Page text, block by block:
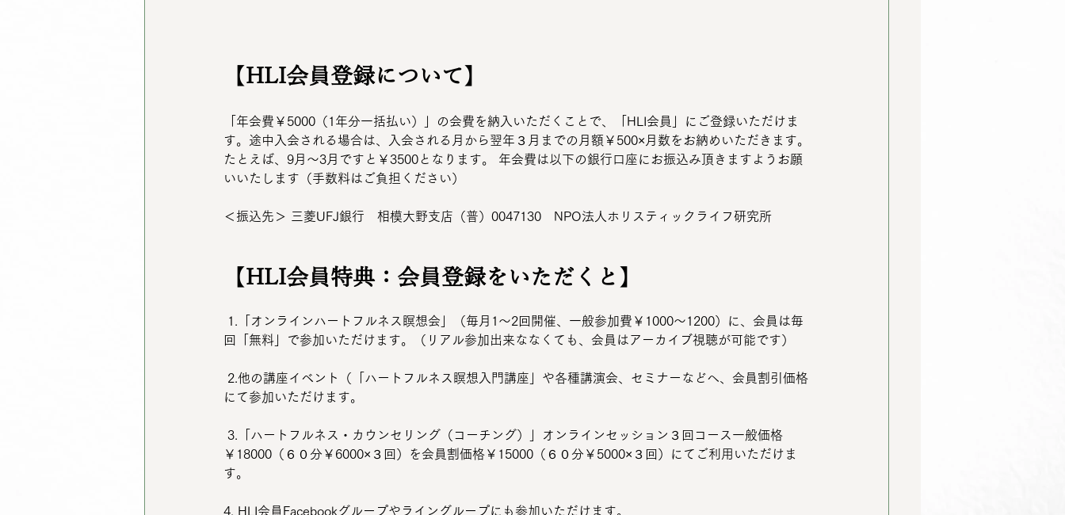
【HLI会員登録について】
「年会費￥5000（1年分一括払い）」の会費を納入いただくことで、「HLI会員」にご登録いただけま
す。途中入会される場合は、入会される月から翌年３月までの月額￥500×月数をお納めいただきます。
たとえば、9月～3月ですと￥3500となります。 年会費は以下の銀行口座にお振込み頂きますようお願
いいたします（手数料はご負担ください）
＜振込先＞ 三菱UFJ銀行　相模大野支店（普）0047130　NPO法人ホリスティックライフ研究所
【HLI会員特典：会員登録をいただくと 】
回「無料」で参加いただけます。（リアル参加出来ななくても、会員はアーカイブ視聴が可能です）
にて参加いただけます。
￥18000（６０分￥6000×３回）を会員割価格￥15000（６０分￥5000×３回）にてご利用いただけま
す。
4. HLI会員Facebookグループやライングループにも参加いただけます。